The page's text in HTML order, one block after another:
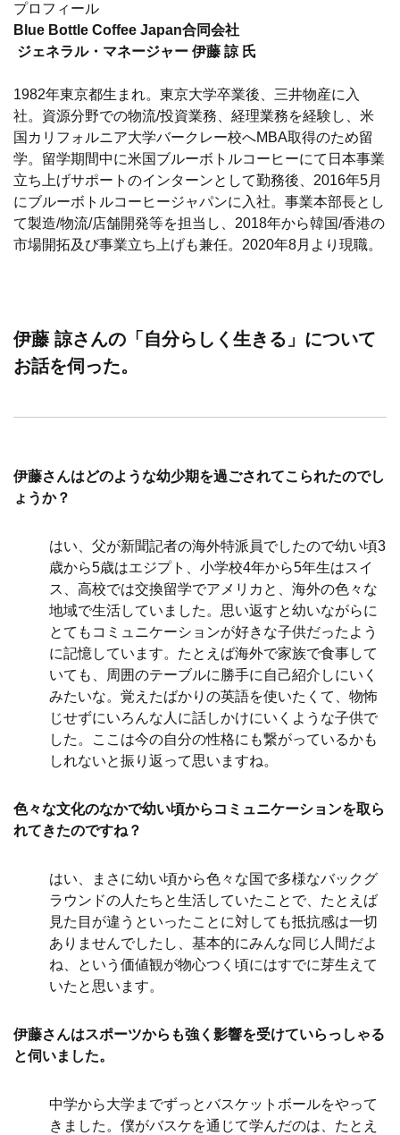
プロフィール
Blue Bottle Coffee Japan合同会社
ジェネラル・マネージャー 伊藤 諒 氏
1982年東京都生まれ。東京大学卒業後、三井物産に入
社。資源分野での物流/投資業務、経理業務を経験し、米
国カリフォルニア大学バークレー校へMBA取得のため留
学。留学期間中に米国ブルーボトルコーヒーにて日本事業
立ち上げサポートのインターンとして勤務後、2016年5月
にブルーボトルコーヒージャパンに入社。事業本部長とし
て製造/物流/店舗開発等を担当し、2018年から韓国/香港の
市場開拓及び事業立ち上げも兼任。2020年8月より現職。
伊藤 諒さんの「自分らしく生きる」について
お話を伺った。
伊藤さんはどのような幼少期を過ごされてこられたのでし
ょうか？
はい、父が新聞記者の海外特派員でしたので幼い頃3
歳から5歳はエジプト、小学校4年から5年生はスイ
ス、高校では交換留学でアメリカと、海外の色々な
地域で生活していました。思い返すと幼いながらに
とてもコミュニケーションが好きな子供だったよう
に記憶しています。たとえば海外で家族で食事して
いても、周囲のテーブルに勝手に自己紹介しにいく
みたいな。覚えたばかりの英語を使いたくて、物怖
じせずにいろんな人に話しかけにいくような子供で
した。ここは今の自分の性格にも繋がっているかも
しれないと振り返って思いますね。
色々な文化のなかで幼い頃からコミュニケーションを取ら
れてきたのですね？
はい、まさに幼い頃から色々な国で多様なバックグ
ラウンドの人たちと生活していたことで、たとえば
見た目が違うといったことに対しても抵抗感は一切
ありませんでしたし、基本的にみんな同じ人間だよ
ね、という価値観が物心つく頃にはすでに芽生えて
いたと思います。
伊藤さんはスポーツからも強く影響を受けていらっしゃる
と伺いました。
中学から大学までずっとバスケットボールをやって
きました。僕がバスケを通じて学んだのは、たとえ